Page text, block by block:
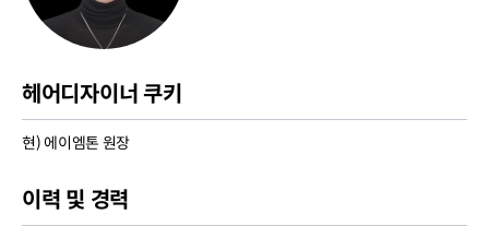
헤어디자이너 쿠키
현) 에이엠톤 원장
이력 및 경력